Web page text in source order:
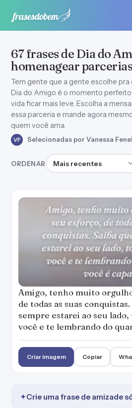
67 frases de Dia do
homenagear
Tem gente que a gente escolhe pra
Dia do Amigo é o momento
vida ficar mais leve. Escolha a
essa parceria e mande agora
quem você ama.
VF Selecionadas por Vanessa
ORDENAR Ordenar frases
Amigo, tenho muito
de todas as suas
sempre estarei ao seu
você e te lembrando do
Criar imagem Copiar
✦Crie uma frase de amizade